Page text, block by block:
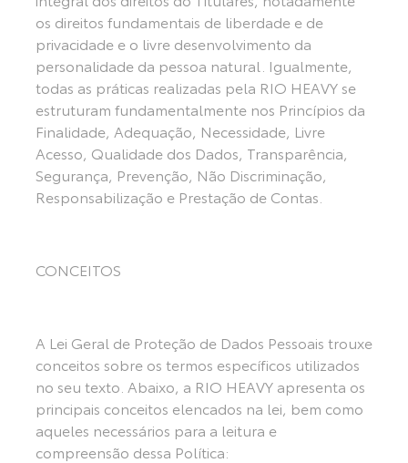
os direitos fundamentais de liberdade e de
privacidade e o livre desenvolvimento da
personalidade da pessoa natural. Igualmente,
todas as práticas realizadas pela RIO HEAVY se
estruturam fundamentalmente nos Princípios da
Finalidade, Adequação, Necessidade, Livre
Acesso, Qualidade dos Dados, Transparência,
Segurança, Prevenção, Não Discriminação,
Responsabilização e Prestação de Contas.
CONCEITOS
A Lei Geral de Proteção de Dados Pessoais trouxe
conceitos sobre os termos específicos utilizados
no seu texto. Abaixo, a RIO HEAVY apresenta os
principais conceitos elencados na lei, bem como
aqueles necessários para a leitura e
compreensão dessa Política: